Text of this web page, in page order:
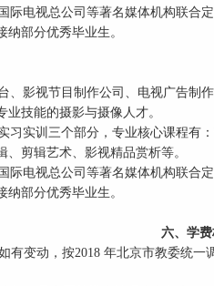
际电视总公司等著名媒体机构联合
部分优秀毕业生。
、影视节目制作公司、电视广告制
技能的摄影与摄像人才。
习实训三个部分，专业核心课程有
剪辑艺术、影视精品赏析等。
际电视总公司等著名媒体机构联合
部分优秀毕业生。
六、学
变动，按2018 年北京市教委统一